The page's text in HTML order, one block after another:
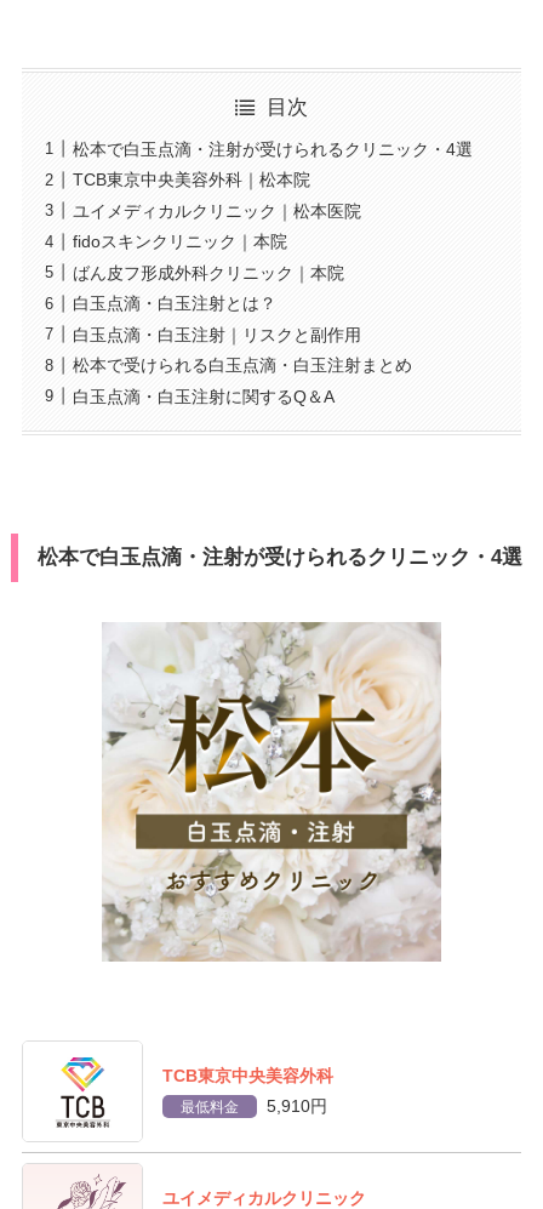
目次
松本で白玉点滴・注射が受けられるクリニック・4選
TCB東京中央美容外科｜松本院
ユイメディカルクリニック｜松本医院
fidoスキンクリニック｜本院
ばん皮フ形成外科クリニック｜本院
白玉点滴・白玉注射とは？
白玉点滴・白玉注射｜リスクと副作用
松本で受けられる白玉点滴・白玉注射まとめ
白玉点滴・白玉注射に関するQ＆A
松本で白玉点滴・注射が受けられるクリニック・4選
TCB東京中央美容外科
最低料金 5,910円
ユイメディカルクリニック